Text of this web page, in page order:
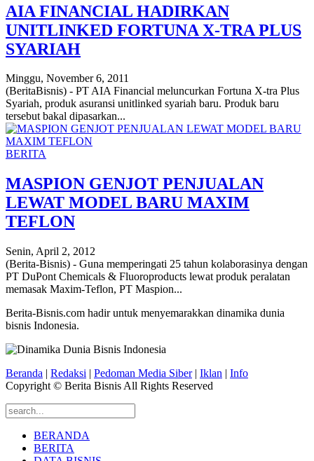
AIA FINANCIAL HADIRKAN
UNITLINKED FORTUNA X-TRA PLUS
SYARIAH
Minggu, November 6, 2011
(BeritaBisnis) - PT AIA Financial meluncurkan Fortuna X-tra Plus
Syariah, produk asuransi unitlinked syariah baru. Produk baru
tersebut bakal dipasarkan...
BERITA
MASPION GENJOT PENJUALAN
LEWAT MODEL BARU MAXIM
TEFLON
Senin, April 2, 2012
(Berita-Bisnis) - Guna memperingati 25 tahun kolaborasinya dengan
PT DuPont Chemicals & Fluoroproducts lewat produk peralatan
memasak Maxim-Teflon, PT Maspion...
Berita-Bisnis.com hadir untuk menyemarakkan dinamika dunia
bisnis Indonesia.
Beranda | Redaksi | Pedoman Media Siber| Iklan | Info
Copyright © Berita Bisnis All Rights Reserved
BERANDA
BERITA